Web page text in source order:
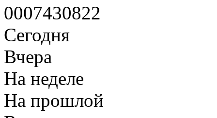
0007430822
Сегодня
Вчера
На неделе
На прошлой